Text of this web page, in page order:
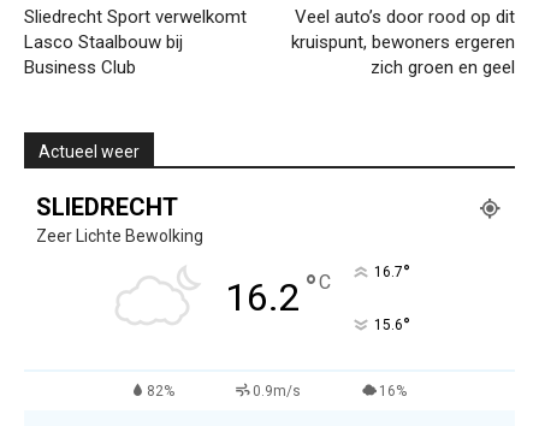
Sliedrecht Sport verwelkomt
Lasco Staalbouw bij
Business Club
Veel auto’s door rood op dit
kruispunt, bewoners ergeren
zich groen en geel
Actueel weer
SLIEDRECHT
Zeer Lichte Bewolking
16.2 °C 16.7°
15.6°
82% 0.9m/s 16%